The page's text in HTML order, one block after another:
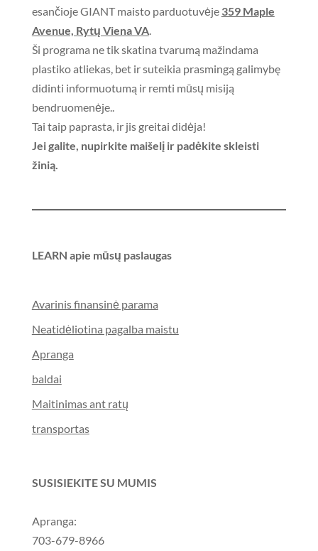
esančioje GIANT maisto parduotuvėje 359 Maple
Avenue, Rytų Viena VA.
Ši programa ne tik skatina tvarumą mažindama
plastiko atliekas, bet ir suteikia prasmingą galimybę
didinti informuotumą ir remti mūsų misiją
bendruomenėje..
Tai taip paprasta, ir jis greitai didėja!
Jei galite, nupirkite maišelį ir padėkite skleisti
žinią.
LEARN apie mūsų paslaugas
Avarinis finansinė parama
Neatidėliotina pagalba maistu
Apranga
baldai
Maitinimas ant ratų
transportas
SUSISIEKITE SU MUMIS
Apranga:
703-679-8966